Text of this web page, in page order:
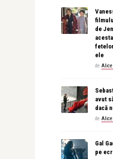
de
ele
de
avut
dacă
de
Gal
pe